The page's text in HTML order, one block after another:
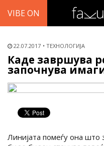
VIBE ON
22.07.2017 ТЕХНОЛОГИЈА
Каде завршува
започнува
Линијата помеѓу она што